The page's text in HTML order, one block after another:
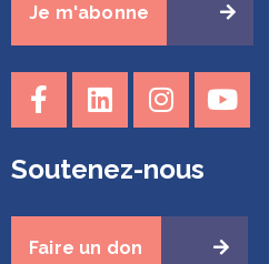
Je m'abonne
Soutenez-nous
Faire un don